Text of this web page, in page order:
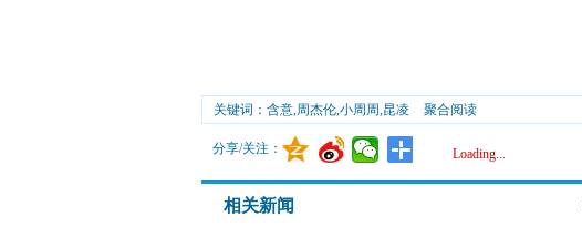
关键词：含意,周杰伦,小周周,昆凌 聚合阅读
分享/关注： Loading...
相关新闻